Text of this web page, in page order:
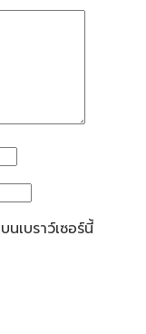
เบราว์เซอร์นี้